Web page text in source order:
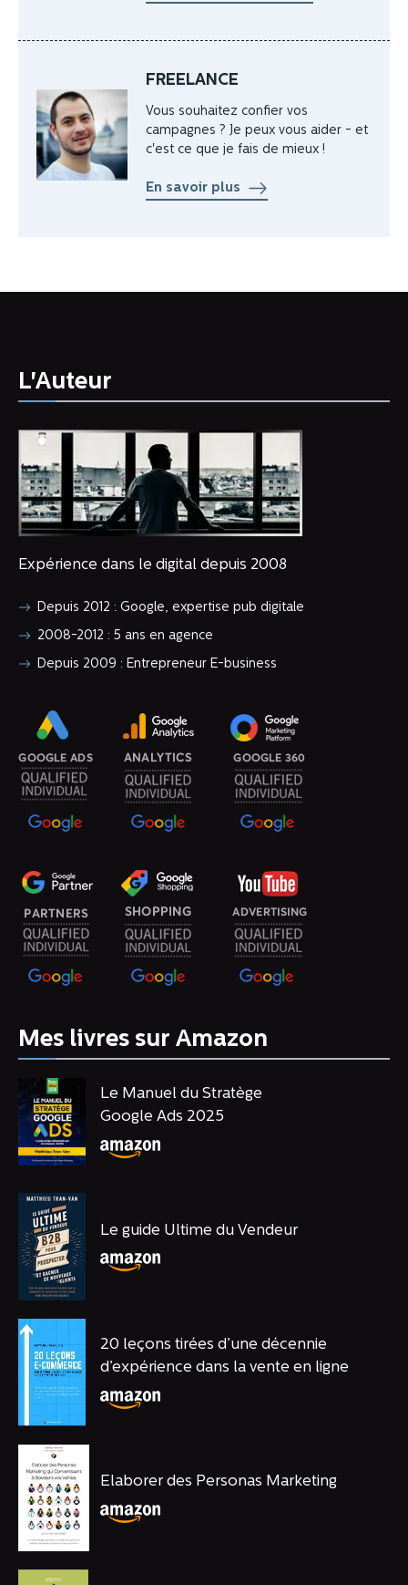
FREELANCE
Vous souhaitez confier vos
campagnes ? Je peux vous aider - et
c'est ce que je fais de mieux !
En savoir plus
L'Auteur
Expérience dans le digital depuis 2008
Depuis 2012 : Google, expertise pub digitale
2008-2012 : 5 ans en agence
Depuis 2009 : Entrepreneur E-business
Mes livres sur Amazon
Le Manuel du Stratège
Google Ads 2025
Le guide Ultime du Vendeur
20 leçons tirées d’une décennie
d’expérience dans la vente en ligne
Elaborer des Personas Marketing